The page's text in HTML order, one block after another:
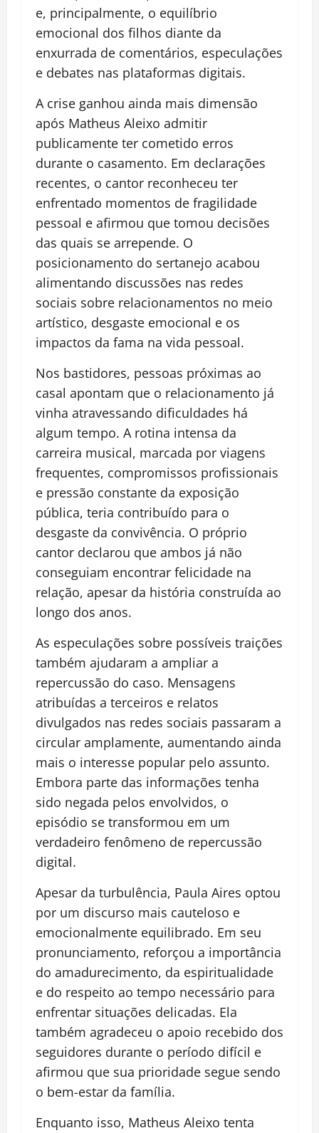
e, principalmente, o equilíbrio
emocional dos filhos diante da
enxurrada de comentários, especulações
e debates nas plataformas digitais.
A crise ganhou ainda mais dimensão
após Matheus Aleixo admitir
publicamente ter cometido erros
durante o casamento. Em declarações
recentes, o cantor reconheceu ter
enfrentado momentos de fragilidade
pessoal e afirmou que tomou decisões
das quais se arrepende. O
posicionamento do sertanejo acabou
alimentando discussões nas redes
sociais sobre relacionamentos no meio
artístico, desgaste emocional e os
impactos da fama na vida pessoal.
Nos bastidores, pessoas próximas ao
casal apontam que o relacionamento já
vinha atravessando dificuldades há
algum tempo. A rotina intensa da
carreira musical, marcada por viagens
frequentes, compromissos profissionais
e pressão constante da exposição
pública, teria contribuído para o
desgaste da convivência. O próprio
cantor declarou que ambos já não
conseguiam encontrar felicidade na
relação, apesar da história construída ao
longo dos anos.
As especulações sobre possíveis traições
também ajudaram a ampliar a
repercussão do caso. Mensagens
atribuídas a terceiros e relatos
divulgados nas redes sociais passaram a
circular amplamente, aumentando ainda
mais o interesse popular pelo assunto.
Embora parte das informações tenha
sido negada pelos envolvidos, o
episódio se transformou em um
verdadeiro fenômeno de repercussão
digital.
Apesar da turbulência, Paula Aires optou
por um discurso mais cauteloso e
emocionalmente equilibrado. Em seu
pronunciamento, reforçou a importância
do amadurecimento, da espiritualidade
e do respeito ao tempo necessário para
enfrentar situações delicadas. Ela
também agradeceu o apoio recebido dos
seguidores durante o período difícil e
afirmou que sua prioridade segue sendo
o bem-estar da família.
Enquanto isso, Matheus Aleixo tenta